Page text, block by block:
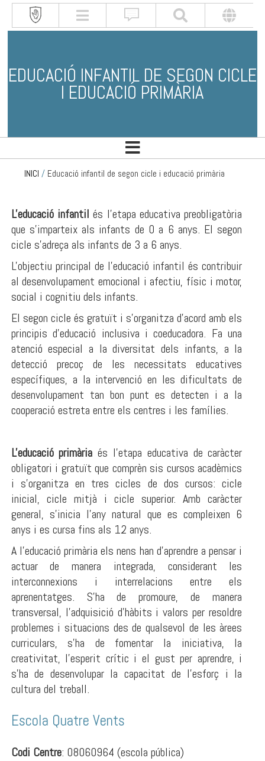
EDUCACIÓ INFANTIL DE SEGON CICLE
I EDUCACIÓ PRIMÀRIA
INICI / Educació infantil de segon cicle i educació primària
L'educació infantil és l'etapa educativa preobligatòria
que s'imparteix als infants de 0 a 6 anys. El segon
cicle s’adreça als infants de 3 a 6 anys.
L'objectiu principal de l'educació infantil és contribuir
al desenvolupament emocional i afectiu, físic i motor,
social i cognitiu dels infants.
El segon cicle és gratuït i s'organitza d'acord amb els
principis d'educació inclusiva i coeducadora. Fa una
atenció especial a la diversitat dels infants, a la
detecció precoç de les necessitats educatives
específiques, a la intervenció en les dificultats de
desenvolupament tan bon punt es detecten i a la
cooperació estreta entre els centres i les famílies.
L'educació primària és l'etapa educativa de caràcter
obligatori i gratuït que comprèn sis cursos acadèmics
i s'organitza en tres cicles de dos cursos: cicle
inicial, cicle mitjà i cicle superior. Amb caràcter
general, s'inicia l'any natural que es compleixen 6
anys i es cursa fins als 12 anys.
A l’educació primària els nens han d'aprendre a pensar i
actuar de manera integrada, considerant les
interconnexions i interrelacions entre els
aprenentatges. S'ha de promoure, de manera
transversal, l'adquisició d'hàbits i valors per resoldre
problemes i situacions des de qualsevol de les àrees
curriculars, s'ha de fomentar la iniciativa, la
creativitat, l'esperit crític i el gust per aprendre, i
s'ha de desenvolupar la capacitat de l'esforç i la
cultura del treball.
Escola Quatre Vents
Codi Centre: 08060964 (escola pública)